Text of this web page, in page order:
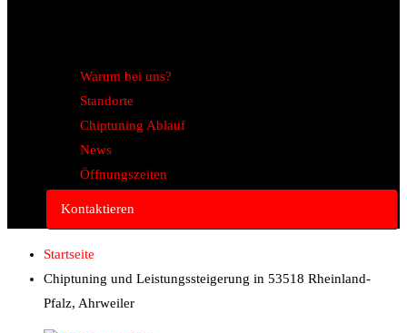
Warum bei uns?
Standorte
Chiptuning Ablauf
News
Öffnungszeiten
Kontaktieren
Startseite
Chiptuning und Leistungssteigerung in 53518 Rheinland-
Pfalz, Ahrweiler